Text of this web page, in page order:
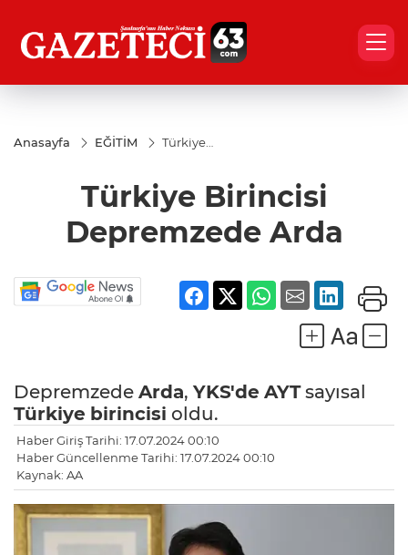
Anasayfa EĞİTİM
Türkiye
Türkiye Birincisi
Depremzede Arda
Depremzede Arda, YKS'de AYTsayısal
Türkiye birincisi oldu.
Haber Giriş Tarihi: 17.07.2024 00:10
Haber Güncellenme Tarihi: 17.07.2024 00:10
Kaynak: AA